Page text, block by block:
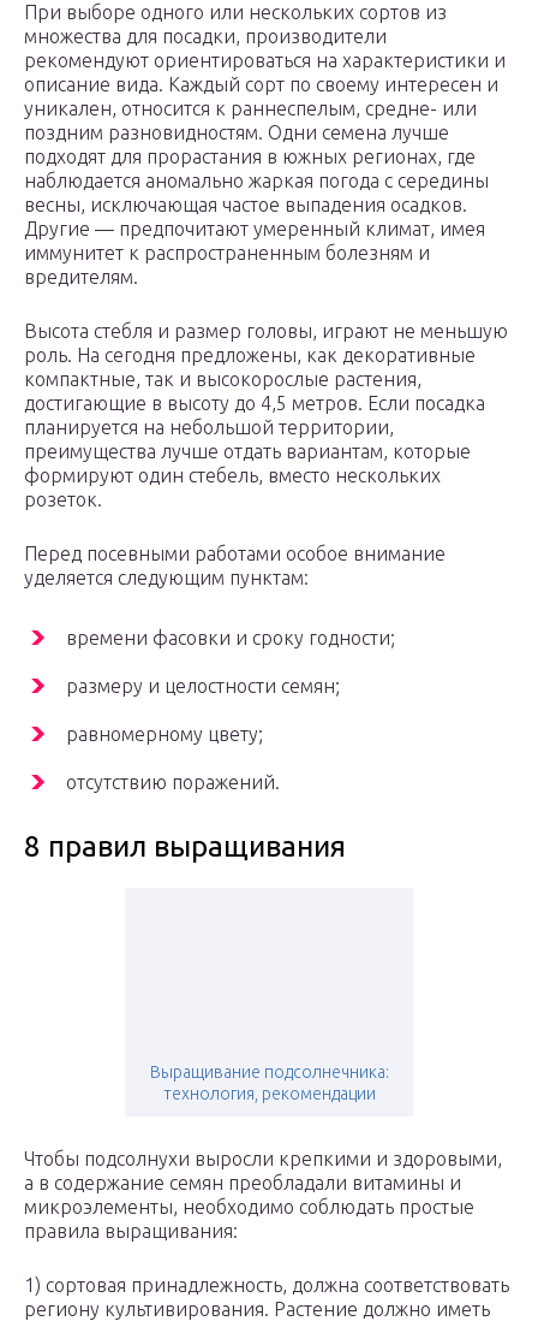
При выборе одного или нескольких сортов из
множества для посадки, производители
рекомендуют ориентироваться на характеристики и
описание вида. Каждый сорт по своему интересен и
уникален, относится к раннеспелым, средне- или
поздним разновидностям. Одни семена лучше
подходят для прорастания в южных регионах, где
наблюдается аномально жаркая погода с середины
весны, исключающая частое выпадения осадков.
Другие — предпочитают умеренный климат, имея
иммунитет к распространенным болезням и
вредителям.
Высота стебля и размер головы, играют не меньшую
роль. На сегодня предложены, как декоративные
компактные, так и высокорослые растения,
достигающие в высоту до 4,5 метров. Если посадка
планируется на небольшой территории,
преимущества лучше отдать вариантам, которые
формируют один стебель, вместо нескольких
розеток.
Перед посевными работами особое внимание
уделяется следующим пунктам:
времени фасовки и сроку годности;
размеру и целостности семян;
равномерному цвету;
отсутствию поражений.
8 правил выращивания
Выращивание подсолнечника:
технология, рекомендации
Чтобы подсолнухи выросли крепкими и здоровыми,
а в содержание семян преобладали витамины и
микроэлементы, необходимо соблюдать простые
правила выращивания:
1) сортовая принадлежность, должна соответствовать
региону культивирования. Растение должно иметь